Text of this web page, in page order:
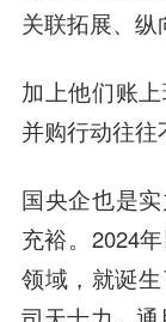
关联拓展、纵
加上他们账
并购行动往往
国央企也是
充裕。2024
领域，就诞